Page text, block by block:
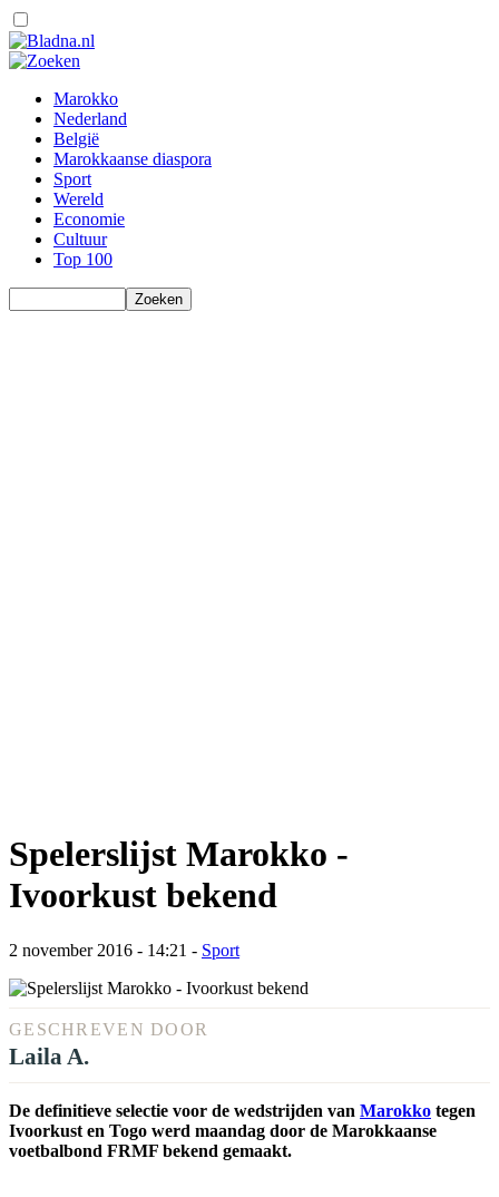
Marokko
Nederland
België
Marokkaanse diaspora
Sport
Wereld
Economie
Cultuur
Top 100
Spelerslijst Marokko -
Ivoorkust bekend
2 november 2016 - 14:21 - Sport
GESCHREVEN DOOR
Laila A.
De definitieve selectie voor de wedstrijden van Marokko tegen
Ivoorkust en Togo werd maandag door de Marokkaanse
voetbalbond FRMF bekend gemaakt.